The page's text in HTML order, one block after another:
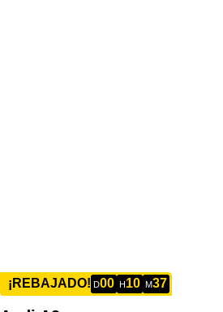
¡REBAJADO! D00 H10 M37